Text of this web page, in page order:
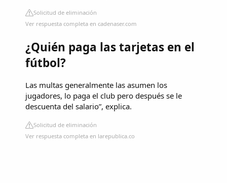
Solicitud de eliminación
Ver respuesta completa en cadenaser.com
¿Quién paga las tarjetas en el
fútbol?
Las multas generalmente las asumen los
jugadores, lo paga el club pero después se le
descuenta del salario”, explica.
Solicitud de eliminación
Ver respuesta completa en larepublica.co